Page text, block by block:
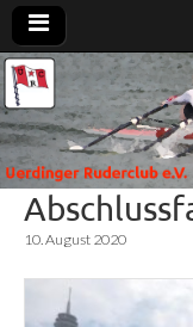
e.V.
Rudern in
Krefeld-
Uerdingen
10. August 2020